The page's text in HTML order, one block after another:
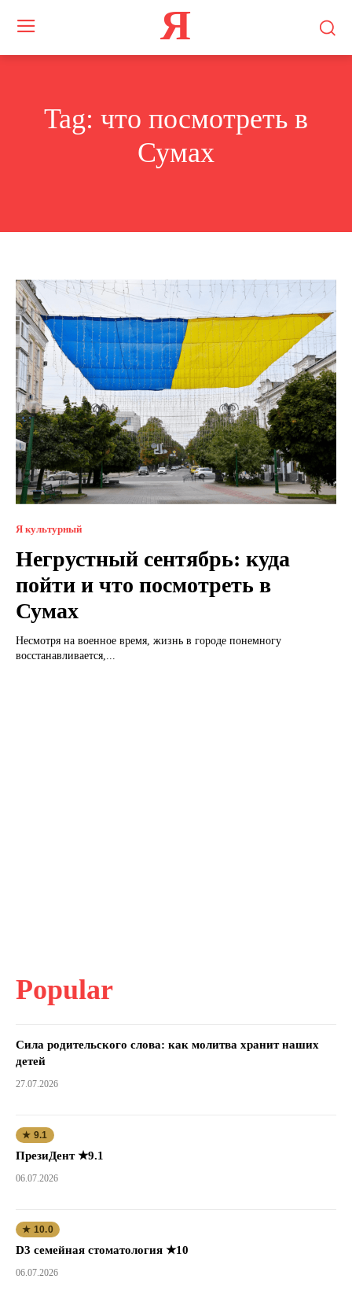
Я
Tag: что посмотреть в
Сумах
Я культурный
Негрустный сентябрь: куда
пойти и что посмотреть в
Сумах
Несмотря на военное время, жизнь в городе понемногу
восстанавливается,...
Popular
Сила родительского слова: как молитва хранит наших
детей
27.07.2026
★ 9.1
ПрезиДент ★9.1
06.07.2026
★ 10.0
D3 семейная стоматология ★10
06.07.2026